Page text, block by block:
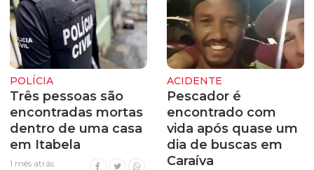
POLÍCIA
Três pessoas são
encontradas mortas
dentro de uma casa
em Itabela
1 mês atrás
ACIDENTE
Pescador é
encontrado com
vida após quase um
dia de buscas em
Caraíva